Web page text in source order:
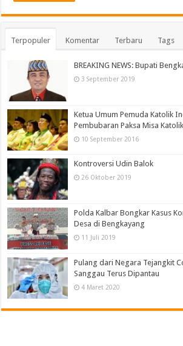
Terpopuler Komentar Terbaru Tags
BREAKING NEWS: Bupati
3 September 2019
Ketua Umum Pemuda Katolik
Pembubaran Paksa Misa
10 September 2016
Kontroversi Udin Balok
26 Oktober 2019
Polda Kalbar Bongkar Kasus
Desa di Bengkayang
11 Juli 2019
Pulang dari Negara Tejangkit
Sanggau Terus Dipantau
4 Maret 2020